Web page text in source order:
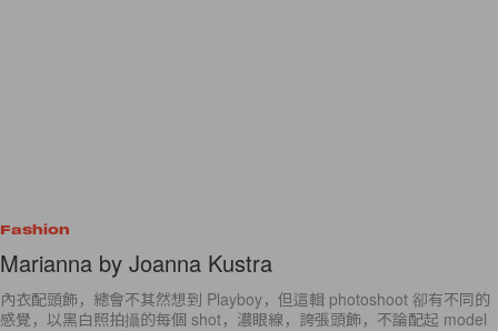
Fashion
Marianna by Joanna Kustra
內衣配頭飾，總會不其然想到 Playboy，但這輯 photoshoot 卻有不同的
感覺，以黑白照拍攝的每個 shot，濃眼線，誇張頭飾，不論配起 model